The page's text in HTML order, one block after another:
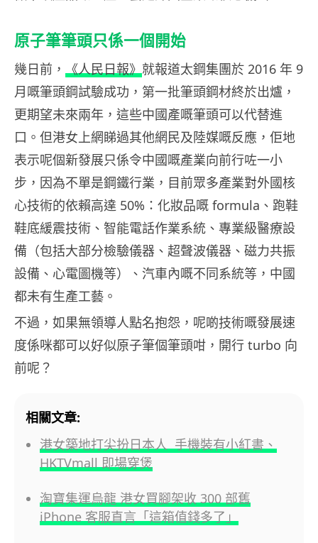
原子筆筆頭只係一個開始
幾日前， 《人民日報》就報道太鋼集團於 2016 年 9
月嘅筆頭鋼試驗成功，第一批筆頭鋼材終於出爐，
更期望未來兩年，這些中國產嘅筆頭可以代替進
口。但港女上網睇過其他網民及陸媒嘅反應，佢地
表示呢個新發展只係令中國嘅產業向前行咗一小
步，因為不單是鋼鐵行業，目前眾多產業對外國核
心技術的依賴高達 50%：化妝品嘅 formula、跑鞋
鞋底緩震技術、智能電話作業系統、專業級醫療設
備（包括大部分檢驗儀器、超聲波儀器、磁力共振
設備、心電圖機等）、汽車內嘅不同系統等，中國
都未有生產工藝。
不過，如果無領導人點名抱怨，呢啲技術嘅發展速
度係咪都可以好似原子筆個筆頭咁，開行 turbo 向
前呢？
相關文章:
港女築地打尖扮日本人 手機裝有小紅書、
HKTVmall 即場穿煲
淘寶集運烏龍 港女買腳架收 300 部舊
iPhone 客服直言「這箱值錢多了」